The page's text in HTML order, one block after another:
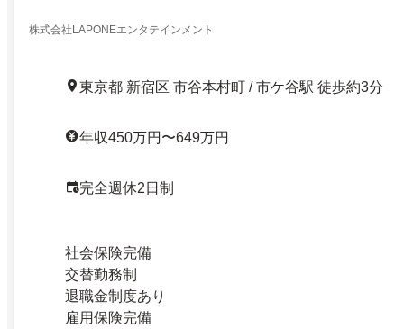
株式会社LAPONEエンタテインメント
東京都 新宿区 市谷本村町 / 市ケ谷駅 徒歩約3分
年収450万円〜649万円
完全週休2日制
社会保険完備
交替勤務制
退職金制度あり
雇用保険完備